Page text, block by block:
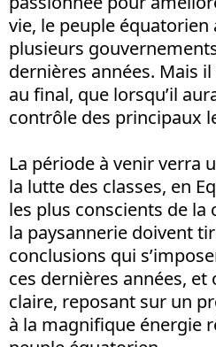
vie, le peuple équatorien
plusieurs
dernières années. Mais
au final, que lorsqu’il
contrôle des principaux
La période à venir verra
la lutte des classes, en
les plus conscients de la
la paysannerie doivent
conclusions qui
ces dernières années,
claire, reposant sur un
à la magnifique énergie